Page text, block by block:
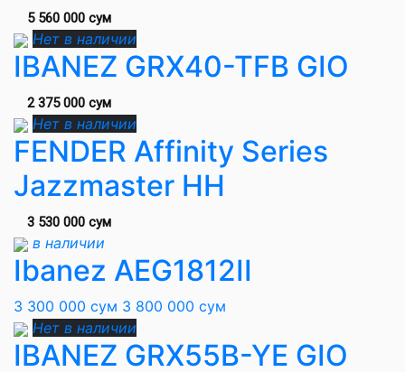
5 560 000 сум
Нет в наличии
IBANEZ GRX40-TFB GIO
2 375 000 сум
Нет в наличии
FENDER Affinity Series
Jazzmaster HH
3 530 000 сум
в наличии
Ibanez AEG1812II
3 300 000 сум 3 800 000 сум
Нет в наличии
IBANEZ GRX55B-YE GIO